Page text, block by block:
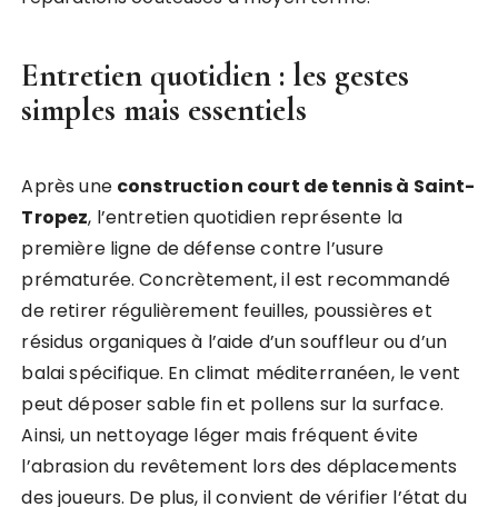
Entretien quotidien : les gestes
simples mais essentiels
Après une construction court de tennis à Saint-
Tropez, l’entretien quotidien représente la
première ligne de défense contre l’usure
prématurée. Concrètement, il est recommandé
de retirer régulièrement feuilles, poussières et
résidus organiques à l’aide d’un souffleur ou d’un
balai spécifique. En climat méditerranéen, le vent
peut déposer sable fin et pollens sur la surface.
Ainsi, un nettoyage léger mais fréquent évite
l’abrasion du revêtement lors des déplacements
des joueurs. De plus, il convient de vérifier l’état du